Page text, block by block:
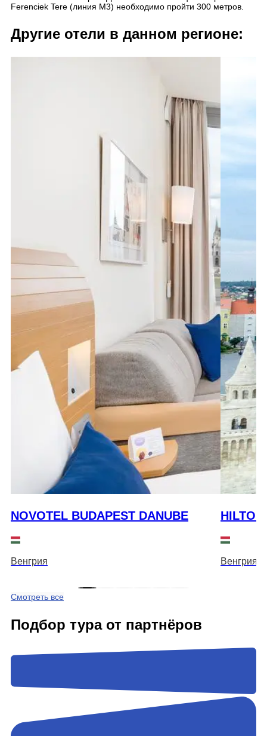
Ferenciek Tere (линия M3) необходимо пройти 300 метров.
Другие отели в данном регионе:
NOVOTEL BUDAPEST DANUBE
Венгрия Венгрия
Смотреть все
Подбор тура от партнёров